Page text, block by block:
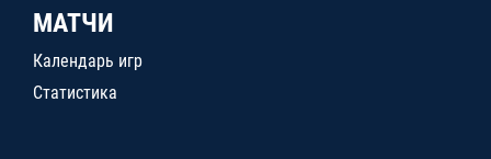
МАТЧИ
Календарь игр
Статистика